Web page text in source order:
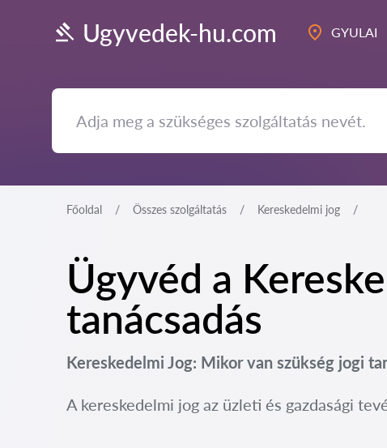
Ugyvedek-hu.com GYULAI
Főoldal Összes szolgáltatás Kereskedelmi jog
Ügyvéd a
tanácsadás
Kereskedelmi Jog: Mikor van szükség jogi
A kereskedelmi jog az üzleti és gazdasági